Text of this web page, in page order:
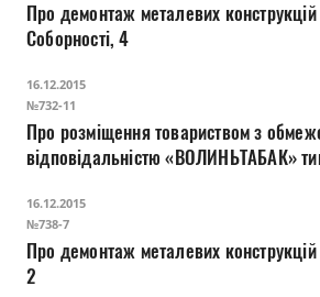
Міська влада
Бюджет
Прозорість
Про демонтаж металевих конструкцій на пр-ті
Соборності, 4
16.12.2015
№732-11
Про розміщення товариством з
відповідальністю «ВОЛИНЬТАБАК» тимчасової споруди
16.12.2015
№738-7
Про демонтаж металевих конструкцій на вул. Федорова,
2